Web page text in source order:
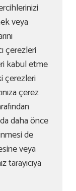
veya
çerezleri
kabul etme
çerezleri
çerez
daha önce
de
veya
tarayıcıya